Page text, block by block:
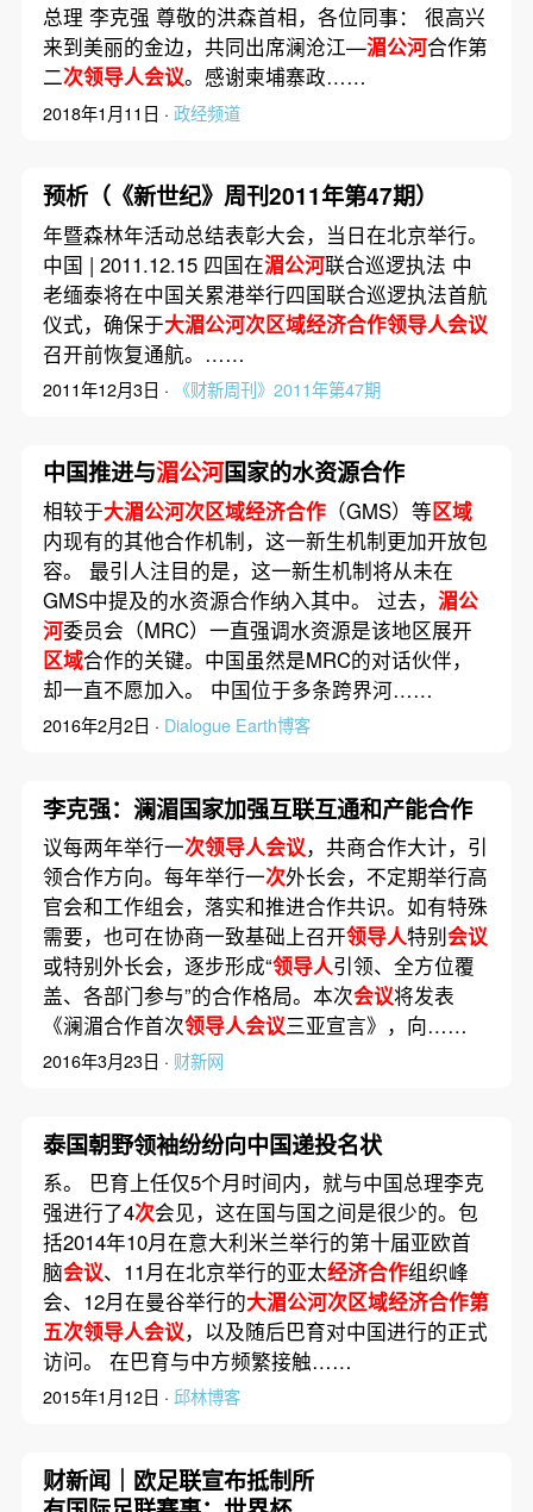
总理 李克强 尊敬的洪森首相，各位同事： 很高兴
来到美丽的金边，共同出席澜沧江—湄公河合作第
二次领导人会议。感谢柬埔寨政……
2018年1月11日 · 政经频道
预析（《新世纪》周刊2011年第47期）
年暨森林年活动总结表彰大会，当日在北京举行。
中国 | 2011.12.15 四国在湄公河联合巡逻执法 中
老缅泰将在中国关累港举行四国联合巡逻执法首航
仪式，确保于大湄公河次区域经济合作领导人会议
召开前恢复通航。……
2011年12月3日 · 《财新周刊》2011年第47期
中国推进与湄公河国家的水资源合作
相较于大湄公河次区域经济合作（GMS）等区域
内现有的其他合作机制，这一新生机制更加开放包
容。 最引人注目的是，这一新生机制将从未在
GMS中提及的水资源合作纳入其中。 过去， 湄公
河委员会（MRC）一直强调水资源是该地区展开
区域合作的关键。中国虽然是MRC的对话伙伴，
却一直不愿加入。 中国位于多条跨界河……
2016年2月2日 · Dialogue Earth博客
李克强：澜湄国家加强互联互通和产能合作
议每两年举行一次领导人会议，共商合作大计，引
领合作方向。每年举行一次外长会，不定期举行高
官会和工作组会，落实和推进合作共识。如有特殊
需要，也可在协商一致基础上召开领导人特别会议
或特别外长会，逐步形成“领导人引领、全方位覆
盖、各部门参与”的合作格局。本次会议将发表
《澜湄合作首次领导人会议三亚宣言》，向……
2016年3月23日 · 财新网
泰国朝野领袖纷纷向中国递投名状
系。 巴育上任仅5个月时间内，就与中国总理李克
强进行了4次会见，这在国与国之间是很少的。包
括2014年10月在意大利米兰举行的第十届亚欧首
脑会议、11月在北京举行的亚太经济合作组织峰
会、12月在曼谷举行的大湄公河次区域经济合作第
五次领导人会议，以及随后巴育对中国进行的正式
访问。 在巴育与中方频繁接触……
2015年1月12日 · 邱林博客
财新闻｜欧足联宣布抵制所